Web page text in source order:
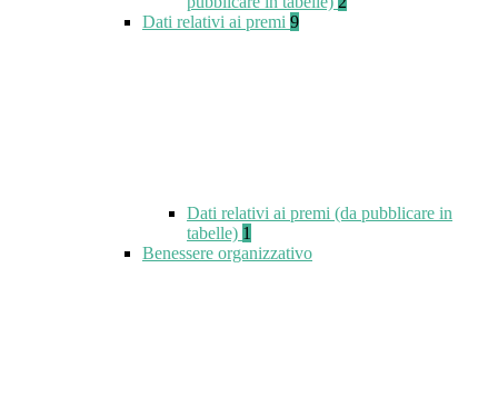
Dati relativi ai premi 9
Dati relativi ai premi (da pubblicare in
tabelle) 1
Benessere organizzativo